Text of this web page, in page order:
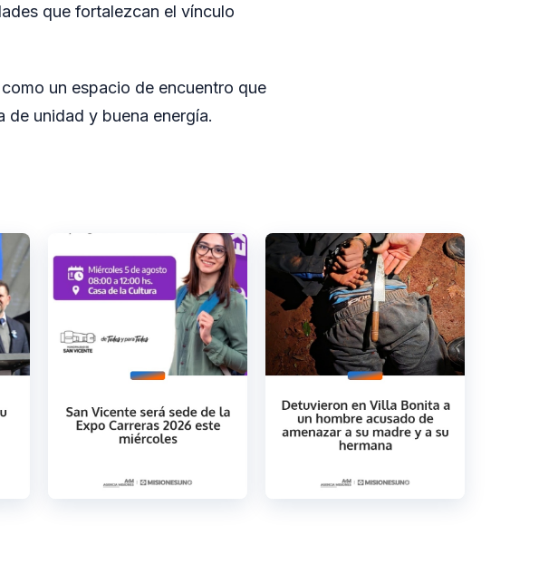
que fortalezcan el vínculo
un espacio de encuentro que
de unidad y buena energía.